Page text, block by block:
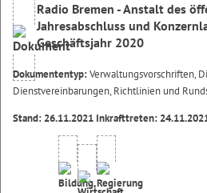
Radio Bremen - Anstalt des
Jahresabschluss und
Geschäftsjahr 2020
Dokumententyp:Verwaltungsvorschriften,
Dienstvereinbarungen, Richtlinien und
Stand: 26.11.2021 Inkrafttreten: